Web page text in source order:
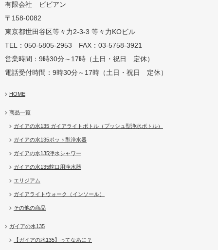
用地球の恵みを シャワー
有限会社 ビビアン
〒158-0082
東京都世田谷区等々力2-3-3 等々力KOビル
TEL：050-5805-2953 FAX：03-5758-3921
営業時間：9時30分～17時（土日・祝日 定休）
電話受付時間：9時30分～17時（土日・祝日 定休）
HOME
商品一覧
ガイアの水135 ガイアライトボトル（プッシュ型浄水ボトル）
ガイアの水135ポット型浄水器
ガイアの水135浄水シャワー
ガイアの水135蛇口用浄水器
エリジアム
ガイアライトウォーク（インソール）
その他の商品
ガイアの水135
【ガイアの水135】ってなあに？